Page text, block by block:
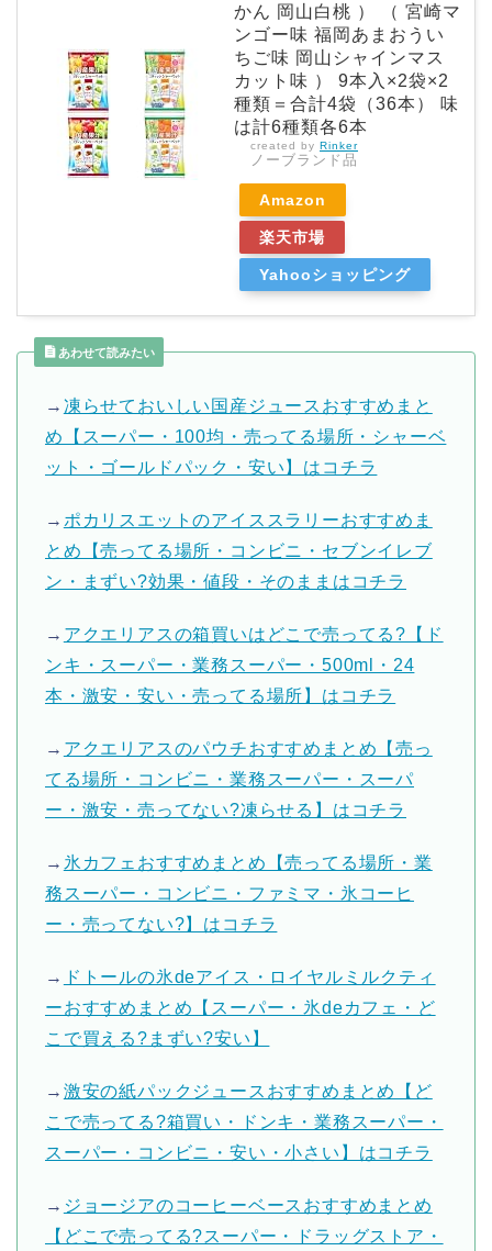
かん 岡山白桃 ） （ 宮崎マ
ンゴー味 福岡あまおうい
ちご味 岡山シャインマス
カット味 ） 9本入×2袋×2
種類＝合計4袋（36本） 味
は計6種類各6本
created by Rinker
ノーブランド品
Amazon
楽天市場
Yahooショッピング
あわせて読みたい
→ 凍らせておいしい国産ジュースおすすめまと
め【スーパー・100均・売ってる場所・シャーベ
ット・ゴールドパック・安い】はコチラ
→ ポカリスエットのアイススラリーおすすめま
とめ【売ってる場所・コンビニ・セブンイレブ
ン・まずい?効果・値段・そのままはコチラ
→ アクエリアスの箱買いはどこで売ってる?【ド
ンキ・スーパー・業務スーパー・500ml・24
本・激安・安い・売ってる場所】はコチラ
→ アクエリアスのパウチおすすめまとめ【売っ
てる場所・コンビニ・業務スーパー・スーパ
ー・激安・売ってない?凍らせる】はコチラ
→ 氷カフェおすすめまとめ【売ってる場所・業
務スーパー・コンビニ・ファミマ・氷コーヒ
ー・売ってない?】はコチラ
→ ドトールの氷deアイス・ロイヤルミルクティ
ーおすすめまとめ【スーパー・氷deカフェ・ど
こで買える?まずい?安い】
→ 激安の紙パックジュースおすすめまとめ【ど
こで売ってる?箱買い・ドンキ・業務スーパー・
スーパー・コンビニ・安い・小さい】はコチラ
→ ジョージアのコーヒーベースおすすめまとめ
【どこで売ってる?スーパー・ドラッグストア・